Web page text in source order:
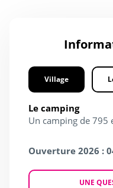
Village
Le camping
Un camping de 795
Ouverture 2026 :
UNE